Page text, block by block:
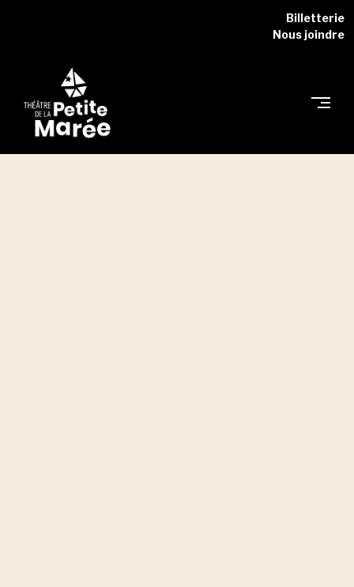
Billetterie
Nous joindre
THÉÂTRE
DE
LA
PETITE
MARÉE